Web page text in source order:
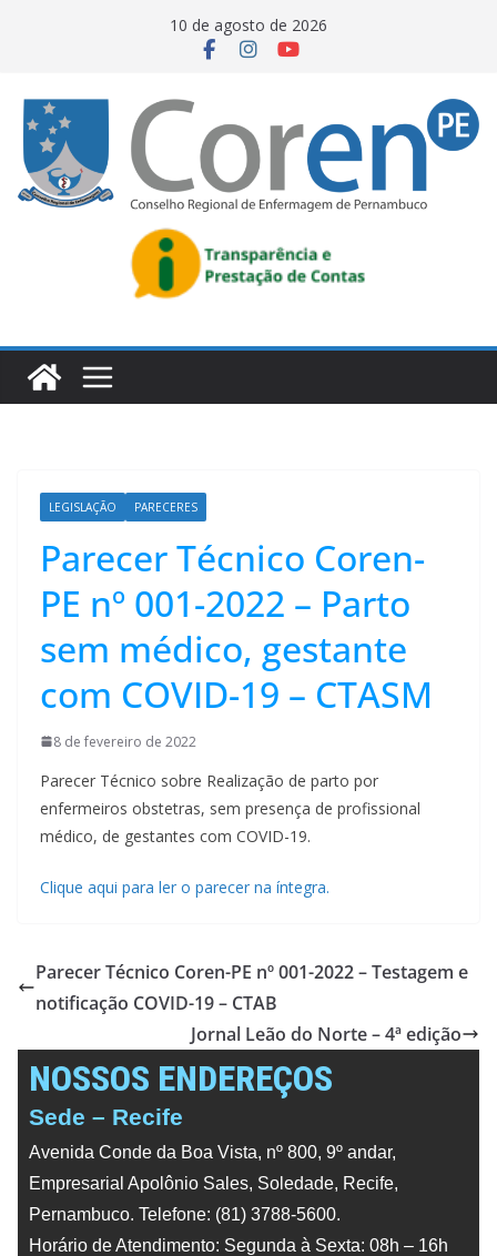
10 de agosto de 2026
LEGISLAÇÃO PARECERES
Parecer Técnico Coren-
PE nº 001-2022 – Parto
sem médico, gestante
com COVID-19 – CTASM
8 de fevereiro de 2022
Parecer Técnico sobre Realização de parto por
enfermeiros obstetras, sem presença de profissional
médico, de gestantes com COVID-19.
Clique aqui para ler o parecer na íntegra.
Parecer Técnico Coren-PE nº 001-2022 – Testagem e
notificação COVID-19 – CTAB
Jornal Leão do Norte – 4ª edição
NOSSOS ENDEREÇOS
Sede – Recife
Avenida Conde da Boa Vista, nº 800, 9º andar,
Empresarial Apolônio Sales, Soledade, Recife,
Pernambuco. Telefone: (81) 3788-5600.
Horário de Atendimento: Segunda à Sexta: 08h – 16h